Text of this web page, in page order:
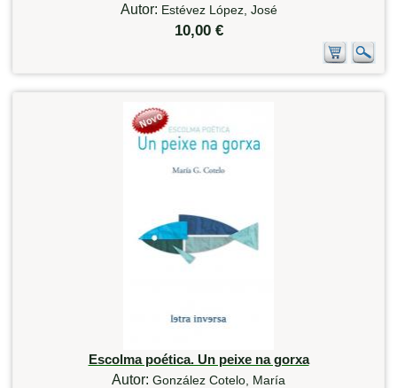
Autor: Estévez López, José
10,00 €
Escolma poética. Un peixe na gorxa
Autor: González Cotelo, María